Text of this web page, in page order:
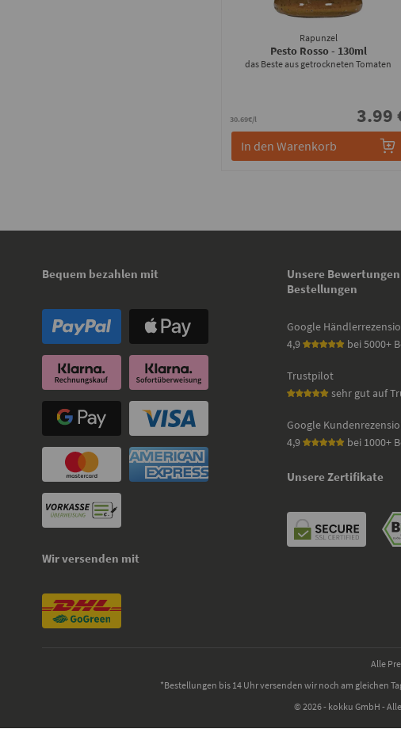
Rapunzel
Pesto Rosso- 130ml
das Beste aus getrockneten Tomaten
30.69€/l 3.99
In den Warenkorb
Bequem bezahlen mit
Wir versenden mit
Unsere
Bestellungen
Google
4,9
bei 5000+
Trustpilot
sehr gut auf
Google
4,9
bei 1000+
Unsere Zertifikate
Alle
*Bestellungen bis 14 Uhr versenden wir noch am gleichen
© 2026 - kokku GmbH -